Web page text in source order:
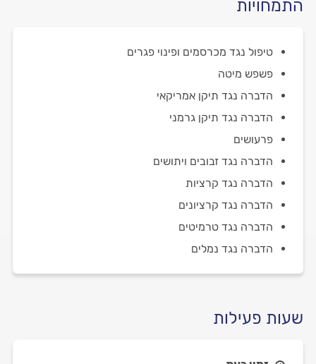
התמחויות
טיפול נגד מכרסמים ופינוי פגרים
פשפש מיטה
הדברה נגד תיקן אמריקאי
הדברה נגד תיקן גרמני
פרעושים
הדברה נגד זבובים ויתושים
הדברה נגד קרציות
הדברה נגד קרציונים
הדברה נגד טרמיטים
הדברה נגד נמלים
שעות פעילות